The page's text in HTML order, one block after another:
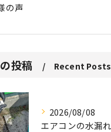
の声
投稿 Recent Posts
2026/08/08